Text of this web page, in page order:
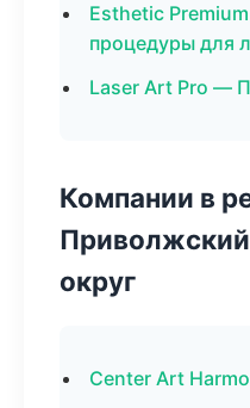
Esthetic
процедуры для
Laser Art Pro —
Компании в
округ
Center Art